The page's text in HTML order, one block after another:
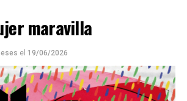
MU ☝️viene con doble tapa, que
maravilla
el 19/06/2026